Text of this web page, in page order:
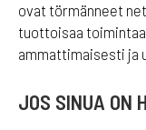
ovat törmänneet
tuottoisaa
ammattimaisesti ja
JOS SINUA ON